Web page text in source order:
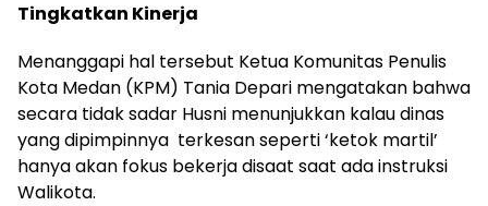
Tingkatkan Kinerja
Menanggapi hal tersebut Ketua Komunitas Penulis
Kota Medan (KPM) Tania Depari mengatakan bahwa
secara tidak sadar Husni menunjukkan kalau dinas
yang dipimpinnya terkesan seperti ‘ketok martil’
hanya akan fokus bekerja disaat saat ada instruksi
Walikota.